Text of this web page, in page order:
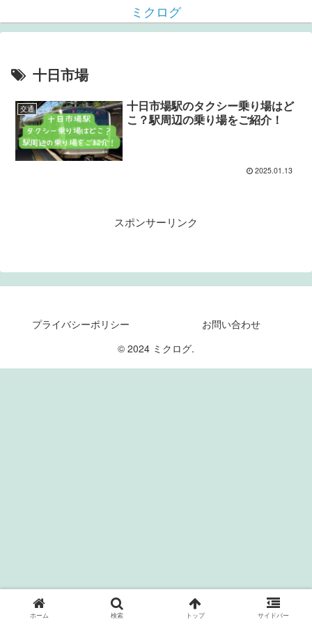
ミクログ
十日市場
交通
十日市場駅のタクシー乗り場はど
こ？駅周辺の乗り場をご紹介！
2025.01.13
スポンサーリンク
プライバシーポリシー
お問い合わせ
© 2024 ミクログ.
ホーム 検索 トップ サイドバー